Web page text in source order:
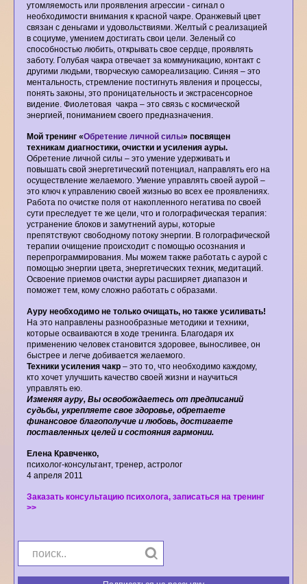
утомляемость или проявления агрессии - сигнал о
необходимости внимания к красной чакре. Оранжевый цвет
связан с деньгами и удовольствиями. Желтый с реализацией
в социуме, умением достигать свои цели. Зеленый со
способностью любить, открывать свое сердце, проявлять
заботу. Голубая чакра отвечает за коммуникацию, контакт с
другими людьми, творческую самореализацию. Синяя – это
ментальность, стремление постигнуть явления и процессы,
понять законы, это проницательность и экстрасенсорное
видение. Фиолетовая чакра – это связь с космической
энергией, пониманием своего предназначения.
Мой тренинг «Обретение личной силы» посвящен
техникам диагностики, очистки и усиления ауры.
Обретение личной силы – это умение удерживать и
повышать свой энергетический потенциал, направлять его на
осуществление желаемого. Умение управлять своей аурой –
это ключ к управлению своей жизнью во всех ее проявлениях.
Работа по очистке поля от накопленного негатива по своей
сути преследует те же цели, что и голографическая терапия:
устранение блоков и замутнений ауры, которые
препятствуют свободному потоку энергии. В голографической
терапии очищение происходит с помощью осознания и
перепрограммирования. Мы можем также работать с аурой с
помощью энергии цвета, энергетических техник, медитаций.
Освоение приемов очистки ауры расширяет диапазон и
поможет тем, кому сложно работать с образами.
Ауру необходимо не только очищать, но также усиливать!
На это направлены разнообразные методики и техники,
которые осваиваются в ходе тренинга. Благодаря их
применению человек становится здоровее, выносливее, он
быстрее и легче добивается желаемого.
Техники усиления чакр – это то, что необходимо каждому,
кто хочет улучшить качество своей жизни и научиться
управлять ею.
Изменяя ауру, Вы освобождаетесь от предписаний
судьбы, укрепляете свое здоровье, обретаете
финансовое благополучие и любовь, достигаете
поставленных целей и состояния гармонии.
Елена Кравченко,
психолог-консультант, тренер, астролог
4 апреля 2011
Заказать консультацию психолога, записаться на тренинг
>>